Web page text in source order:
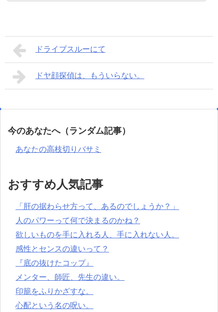
ドライブスルーにて
ドヤ顔探偵は、もういらない。
今のあなたへ（ランダム記事）
あなたの高枝切りバサミ
おすすめ人気記事
「肝の据わらせ方って、あるのでしょうか？」
人のパワーって何で決まるのかね？
欲しいものを手に入れる人、手に入れない人。
感性とセンスの違いって？
『底の抜けたコップ』
メンター、師匠、先生の違い。
印籠をふりかざすな。
心配という名の呪い。